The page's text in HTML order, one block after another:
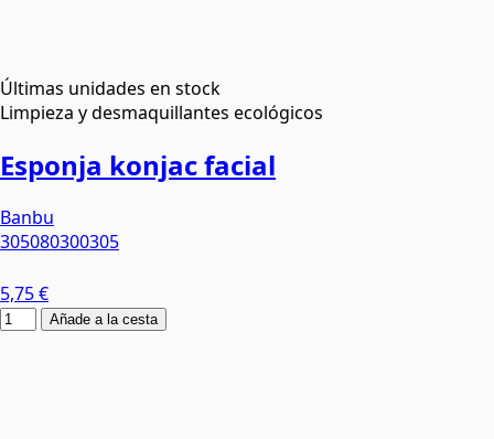
Últimas unidades en stock
Limpieza y desmaquillantes ecológicos
Esponja konjac facial
Banbu
305080300305
5,75 €
Añade a la cesta